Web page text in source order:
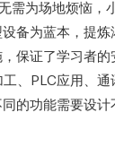
需为场地烦恼，
备为蓝本，提
保证了学习者
、PLC应用、
的功能需要设